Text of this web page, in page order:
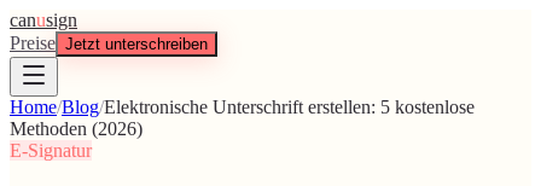
canusign
Preise Jetzt unterschreiben
Home/Blog/Elektronische Unterschrift erstellen: 5 kostenlose
Methoden (2026)
E-Signatur